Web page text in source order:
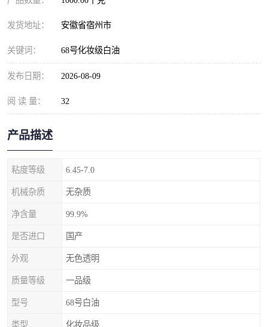
发货地址： 安徽省宿州市
关键词： 68号化妆级白油
发布日期： 2026-08-09
阅 读 量： 32
产品描述
粘度等级 6.45-7.0
机械杂质 无杂质
净含量 99.9%
是否进口 国产
外观 无色透明
质量等级 一品级
型号 68号白油
类型 化妆品级